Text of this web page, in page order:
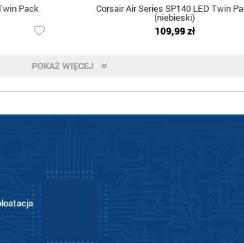
Pack Corsair Air Series SP140 LED Twin
(niebieski)
109,99 zł
POKAŻ WIĘCEJ